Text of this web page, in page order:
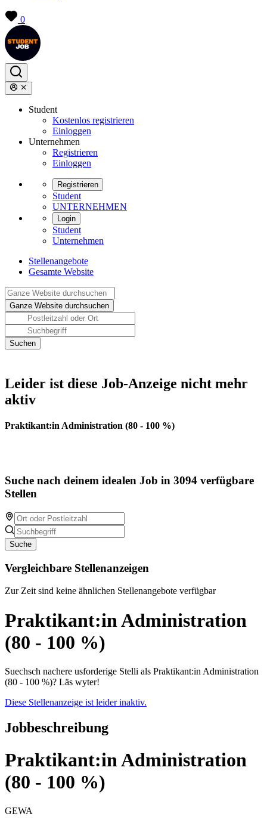
0
Student
Kostenlos registrieren
Einloggen
Unternehmen
Registrieren
Einloggen
Registrieren
Student
UNTERNEHMEN
Login
Student
Unternehmen
Stellenangebote
Gesamte Website
Leider ist diese Job-Anzeige nicht mehr
aktiv
Praktikant:in Administration (80 - 100 %)
Suche nach deinem idealen Job in 3094 verfügbare
Stellen
Suche
Vergleichbare Stellenanzeigen
Zur Zeit sind keine ähnlichen Stellenangebote verfügbar
Praktikant:in Administration
(80 - 100 %)
Suechsch nachere usforderige Stelli als Praktikant:in Administration
(80 - 100 %)? Läs wyter!
Diese Stellenanzeige ist leider inaktiv.
Jobbeschreibung
Praktikant:in Administration
(80 - 100 %)
GEWA